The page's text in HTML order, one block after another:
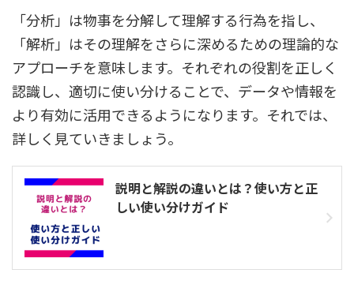
「分析」は物事を分解して理解する行為を指し、
「解析」はその理解をさらに深めるための理論的な
アプローチを意味します。それぞれの役割を正しく
認識し、適切に使い分けることで、データや情報を
より有効に活用できるようになります。それでは、
詳しく見ていきましょう。
説明と解説の違いとは？使い方と正
しい使い分けガイド